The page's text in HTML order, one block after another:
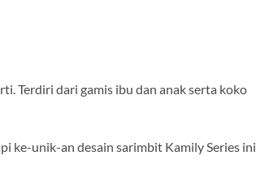
Terdiri dari gamis ibu dan anak serta koko
ke-unik-an desain sarimbit Kamily Series ini